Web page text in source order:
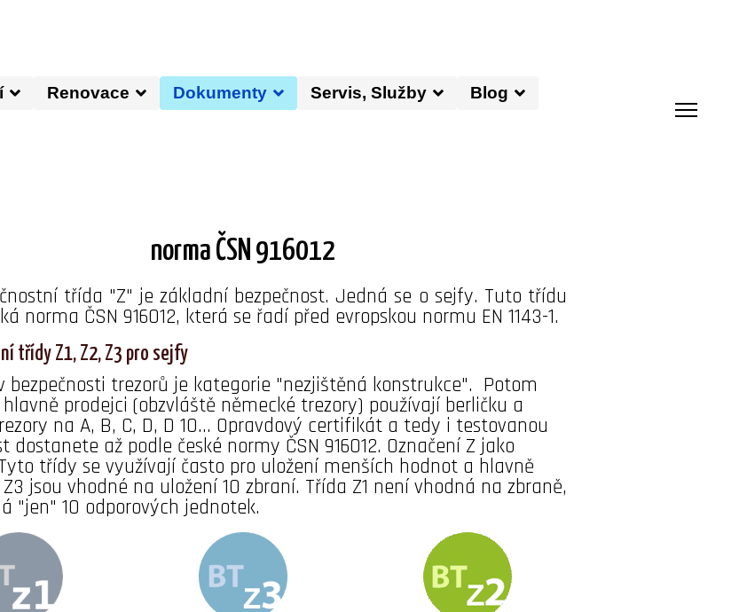
Renovace Dokumenty Servis, Služby
Blog
norma ČSN 916012
třída "Z" je základní bezpečnost. Jedná se o sejfy. Tuto třídu
norma ČSN 916012, která se řadí před evropskou normu EN 1143-1.
třídy Z1, Z2, Z3 pro sejfy
bezpečnosti trezorů je kategorie "nezjištěná konstrukce". Potom
prodejci (obzvláště německé trezory) používají berličku a
na A, B, C, D, D 10... Opravdový certifikát a tedy i testovanou
dostanete až podle české normy ČSN 916012. Označení Z jako
třídy se využívají často pro uložení menších hodnot a hlavně
jsou vhodné na uložení 10 zbraní. Třída Z1 není vhodná na zbraně,
"jen" 10 odporových jednotek.